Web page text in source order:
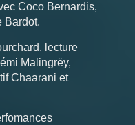
Coco Bernardis,
Bardot.
lecture
Malingrëy,
Chaarani et